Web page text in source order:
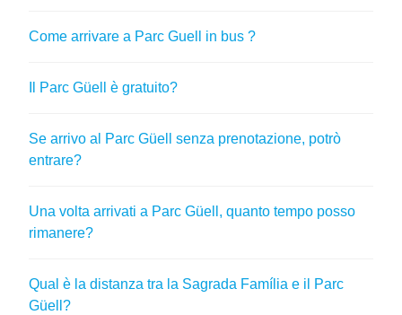
Come arrivare a Parc Guell in bus ?
Il Parc Güell è gratuito?
Se arrivo al Parc Güell senza prenotazione, potrò
entrare?
Una volta arrivati a Parc Güell, quanto tempo posso
rimanere?
Qual è la distanza tra la Sagrada Família e il Parc
Güell?